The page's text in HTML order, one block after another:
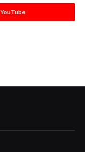
YouTube